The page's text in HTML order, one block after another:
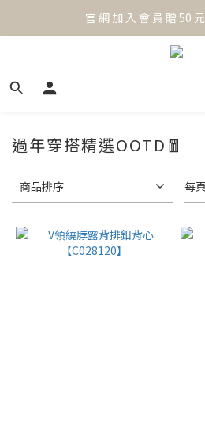
官 網 加 入 會 員 贈 50
官 網 加 入 會 員 贈 50
⟡.·*. 滿 NT.1000
過年穿搭精選OOTD🧧
商品排序 每